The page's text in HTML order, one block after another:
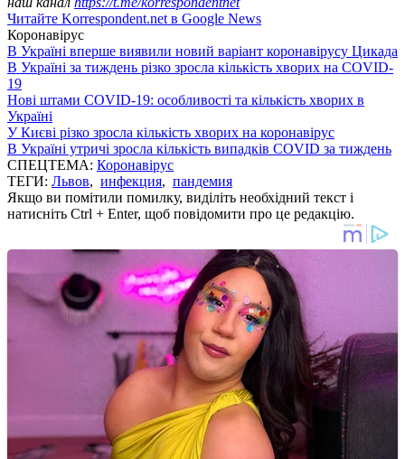
Читайте Korrespondent.net в Google News
Коронавірус
В Україні вперше виявили новий варіант коронавірусу Цикада
В Україні за тиждень різко зросла кількість хворих на COVID-
19
Нові штами COVID-19: особливості та кількість хворих в
Україні
У Києві різко зросла кількість хворих на коронавірус
В Україні утричі зросла кількість випадків COVID за тиждень
СПЕЦТЕМА: Коронавірус
ТЕГИ: Львов, инфекция, пандемия
Якщо ви помітили помилку, виділіть необхідний текст і
натисніть Ctrl + Enter, щоб повідомити про це редакцію.